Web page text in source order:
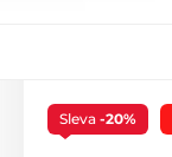
Sleva -20%